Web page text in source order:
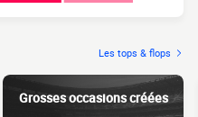
Les tops & flops
Grosses occasions créées